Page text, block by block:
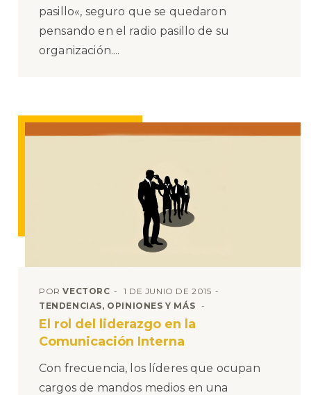
pasillo«, seguro que se quedaron
pensando en el radio pasillo de su
organización....
PORVECTORC
1 DE JUNIO DE 2015
TENDENCIAS, OPINIONES Y MÁS
El rol del liderazgo en la
Comunicación Interna
Con frecuencia, los líderes que ocupan
cargos de mandos medios en una